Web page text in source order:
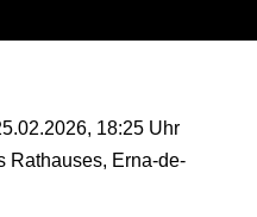
18:25 Uhr
Rathauses, Erna-de-